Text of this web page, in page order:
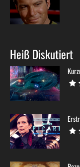
Heiß Diskutiert